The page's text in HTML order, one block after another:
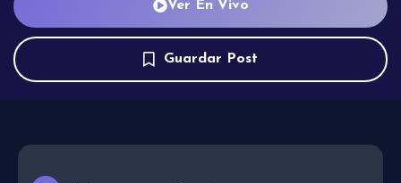
Ver En Vivo
Guardar Post